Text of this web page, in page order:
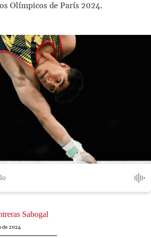
Olímpicos de París 2024.
Sabogal
de 2024